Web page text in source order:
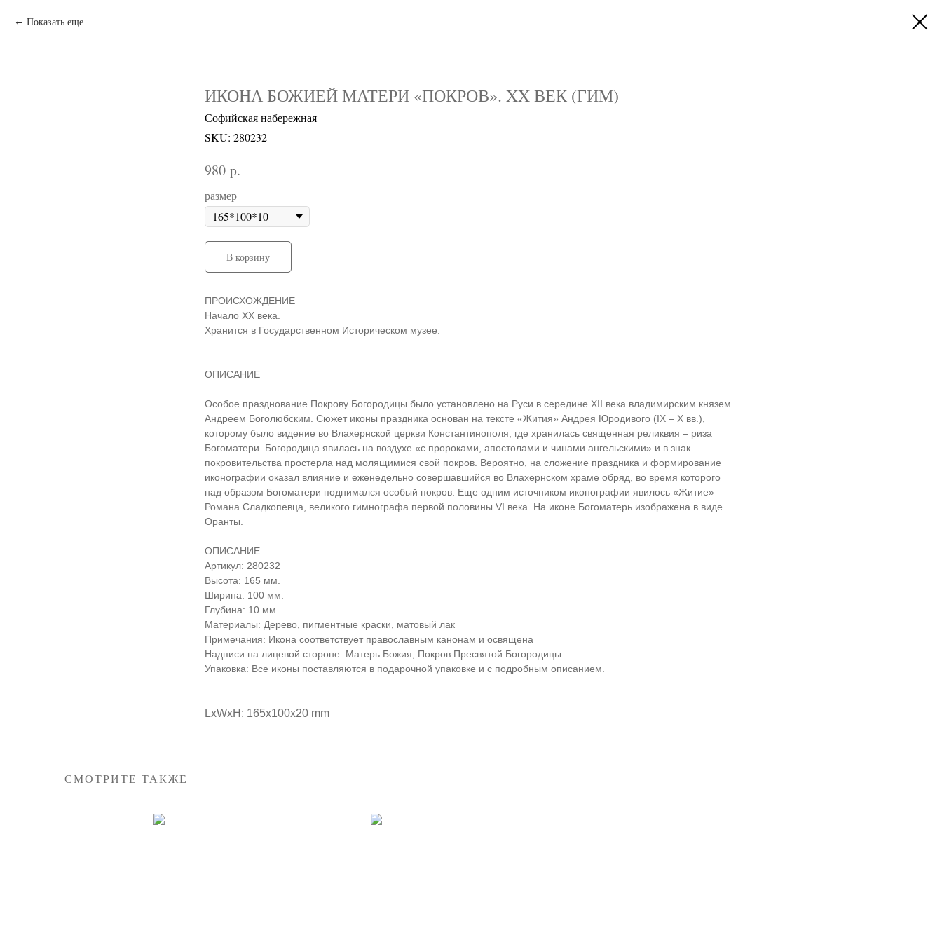
Показать еще
ИКОНА БОЖИЕЙ МАТЕРИ «ПОКРОВ». XX ВЕК (ГИМ)
Софийская набережная
SKU: 280232
980 р.
размер
В корзину
ПРОИСХОЖДЕНИЕ
Начало XX века.
Хранится в Государственном Историческом музее.
ОПИСАНИЕ
Особое празднование Покрову Богородицы было установлено на Руси в середине XII века владимирским князем
Андреем Боголюбским. Сюжет иконы праздника основан на тексте «Жития» Андрея Юродивого (IX – X вв.),
которому было видение во Влахернской церкви Константинополя, где хранилась священная реликвия – риза
Богоматери. Богородица явилась на воздухе «с пророками, апостолами и чинами ангельскими» и в знак
покровительства простерла над молящимися свой покров. Вероятно, на сложение праздника и формирование
иконографии оказал влияние и еженедельно совершавшийся во Влахернском храме обряд, во время которого
над образом Богоматери поднимался особый покров. Еще одним источником иконографии явилось «Житие»
Романа Сладкопевца, великого гимнографа первой половины VI века. На иконе Богоматерь изображена в виде
Оранты.
ОПИСАНИЕ
Артикул: 280232
Высота: 165 мм.
Ширина: 100 мм.
Глубина: 10 мм.
Материалы: Дерево, пигментные краски, матовый лак
Примечания: Икона соответствует православным канонам и освящена
Надписи на лицевой стороне: Матерь Божия, Покров Пресвятой Богородицы
Упаковка: Все иконы поставляются в подарочной упаковке и с подробным описанием.
LxWxH: 165x100x20 mm
СМОТРИТЕ ТАКЖЕ